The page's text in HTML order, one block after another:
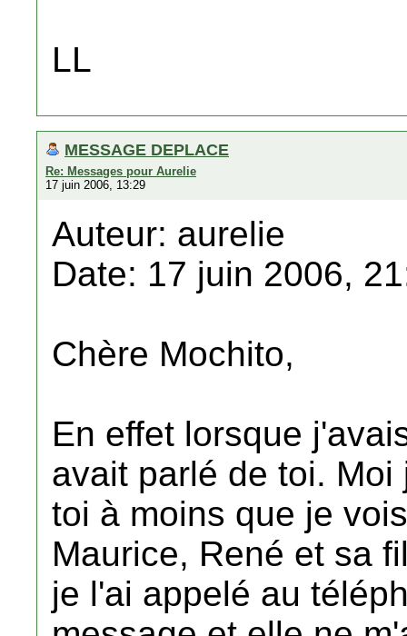
LL
MESSAGE DEPLACE
Re: Messages pour Aurelie
17 juin 2006, 13:29
Auteur: aurelie
Date: 17 juin 2006,
Chère Mochito,
En effet lorsque
avait parlé de toi.
toi à moins que je
Maurice, René et sa
je l'ai appelé au